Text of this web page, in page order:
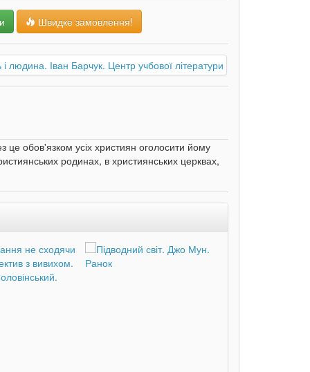
Швидке замовлення!
обов'язком усіх християн оголосити йому
родинах, в християнських церквах,